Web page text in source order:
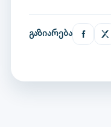
გაზიარება